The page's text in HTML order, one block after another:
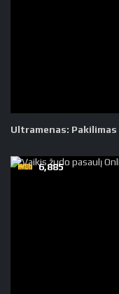
Ultramenas: Pakilimas
6,885